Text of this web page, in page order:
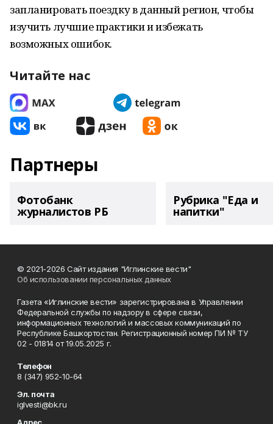
запланировать поездку в данный регион, чтобы
изучить лучшие практики и избежать
возможных ошибок.
Читайте нас
Партнеры
Фотобанк
журналистов РБ
Рубрика "Еда и
напитки"
© 2021-2026 Сайт издания "Иглинские вести"
Об использовании персональных данных
Газета «Иглинские вести» зарегистрирована в Управлении
Федеральной службы по надзору в сфере связи,
информационных технологий и массовых коммуникаций по
Республике Башкортостан. Регистрационный номер ПИ № ТУ
02 - 01814 от 19.05.2025 г.
Телефон
8 (347) 952-10-64
Эл. почта
iglvesti@bk.ru